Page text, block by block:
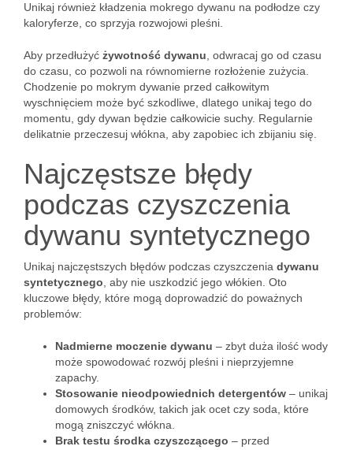
Unikaj również kładzenia mokrego dywanu na podłodze czy
kaloryferze, co sprzyja rozwojowi pleśni.
Aby przedłużyć żywotność dywanu , odwracaj go od czasu
do czasu, co pozwoli na równomierne rozłożenie zużycia.
Chodzenie po mokrym dywanie przed całkowitym
wyschnięciem może być szkodliwe, dlatego unikaj tego do
momentu, gdy dywan będzie całkowicie suchy. Regularnie
delikatnie przeczesuj włókna, aby zapobiec ich zbijaniu się.
Najczęstsze błędy
podczas czyszczenia
dywanu syntetycznego
Unikaj najczęstszych błędów podczas czyszczenia dywanu
syntetycznego , aby nie uszkodzić jego włókien. Oto
kluczowe błędy, które mogą doprowadzić do poważnych
problemów:
Nadmierne moczenie dywanu – zbyt duża ilość wody
może spowodować rozwój pleśni i nieprzyjemne
zapachy.
Stosowanie nieodpowiednich detergentów – unikaj
domowych środków, takich jak ocet czy soda, które
mogą zniszczyć włókna.
Brak testu środka czyszczącego – przed